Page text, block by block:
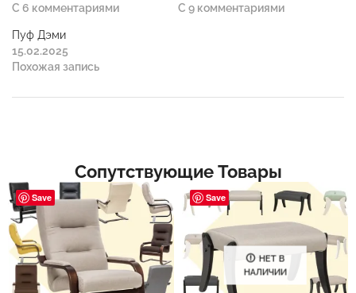
С 6 комментариями
С 9 комментариями
Пуф Дэми
15.02.2025
Похожая запись
Сопутствующие Товары
Save Save
НЕТ В
НАЛИЧИИ